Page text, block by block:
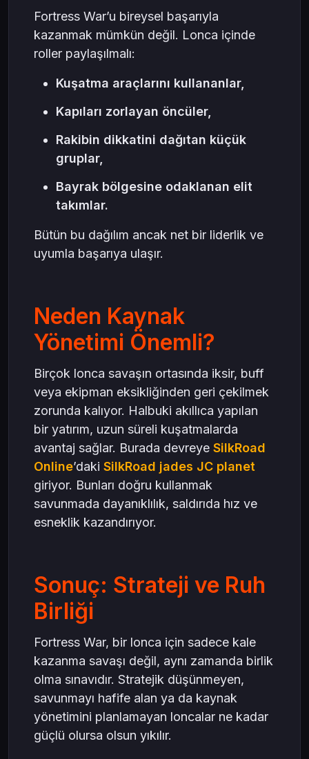
Fortress War’u bireysel başarıyla
kazanmak mümkün değil. Lonca içinde
roller paylaşılmalı:
Kuşatma araçlarını kullananlar,
Kapıları zorlayan öncüler,
Rakibin dikkatini dağıtan küçük
gruplar,
Bayrak bölgesine odaklanan elit
takımlar.
Bütün bu dağılım ancak net bir liderlik ve
uyumla başarıya ulaşır.
Neden Kaynak
Yönetimi Önemli?
Birçok lonca savaşın ortasında iksir, buff
veya ekipman eksikliğinden geri çekilmek
zorunda kalıyor. Halbuki akıllıca yapılan
bir yatırım, uzun süreli kuşatmalarda
avantaj sağlar. Burada devreye SilkRoad
Online’daki SilkRoad jades JC planet
giriyor. Bunları doğru kullanmak
savunmada dayanıklılık, saldırıda hız ve
esneklik kazandırıyor.
Sonuç: Strateji ve Ruh
Birliği
Fortress War, bir lonca için sadece kale
kazanma savaşı değil, aynı zamanda birlik
olma sınavıdır. Stratejik düşünmeyen,
savunmayı hafife alan ya da kaynak
yönetimini planlamayan loncalar ne kadar
güçlü olursa olsun yıkılır.